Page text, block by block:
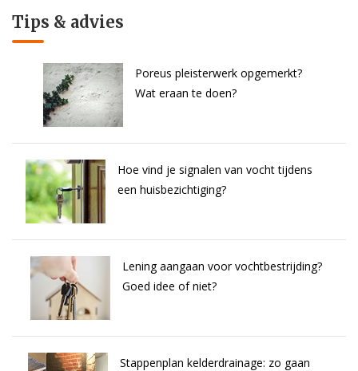
Tips & advies
Poreus pleisterwerk opgemerkt?
Wat eraan te doen?
Hoe vind je signalen van vocht tijdens
een huisbezichtiging?
Lening aangaan voor vochtbestrijding?
Goed idee of niet?
Stappenplan kelderdrainage: zo gaan